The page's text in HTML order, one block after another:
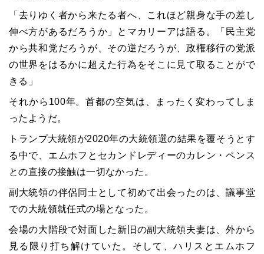
「去りゆく者から来たる者へ、これほど親身な手の差し
伸べ方があるだろうか」とマカリーアは語る。「民主党
から共和党だろうが、その逆だろうが、政権移行の党派
の世界をはるかに超えた行為をそこに見て取ることがで
きる」
それから100年。首都の空気は、まったく変わってしま
ったようだ。
トランプ大統領が2020年の大統領選の結果を覆そうとす
る中で、エムホフとセカンドレディーのカレン・ペンス
との直接の接触は一切なかった。
副大統領の伴侶同士として初めて出会ったのは、議事堂
での大統領就任式の場となった。
会場の大階段で対面した新旧の副大統領夫妻は、外から
見る限り打ち解けていた。そして、ハリスとエムホフ